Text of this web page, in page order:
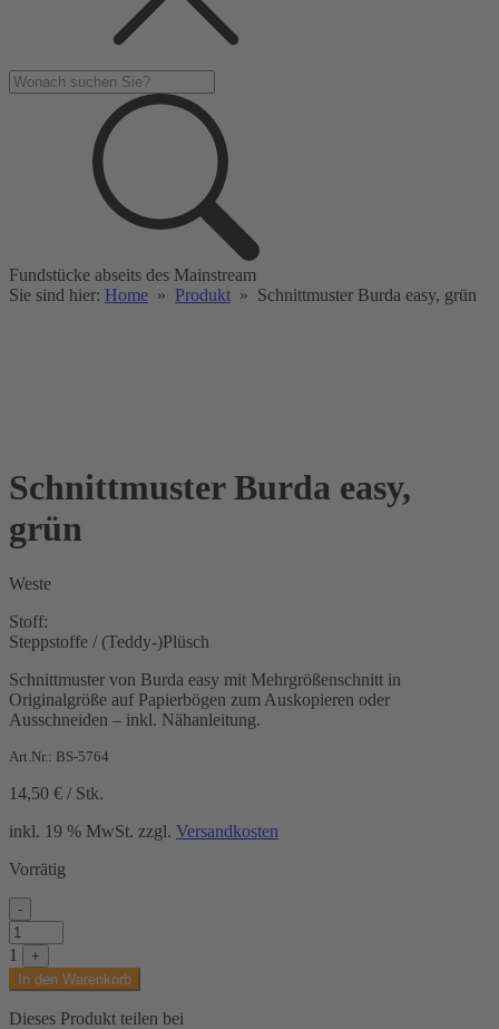
Fundstücke abseits des Mainstream
Sie sind hier: Home » Produkt » Schnittmuster Burda easy, grün
Schnittmuster Burda easy,
grün
Weste
Stoff:
Steppstoffe / (Teddy-)Plüsch
Schnittmuster von Burda easy mit Mehrgrößenschnitt in
Originalgröße auf Papierbögen zum Auskopieren oder
Ausschneiden – inkl. Nähanleitung.
Art.Nr.: BS-5764
14,50 € / Stk.
inkl. 19 % MwSt. zzgl. Versandkosten
Vorrätig
-
Schnittmuster
Burda
easy,
grün
Menge
1
+
In den Warenkorb
Dieses Produkt teilen bei